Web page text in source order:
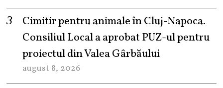
Cimitir pentru animale în Cluj-Napoca.
Consiliul Local a aprobat PUZ-ul pentru
proiectul din Valea Gârbăului
august 8, 2026